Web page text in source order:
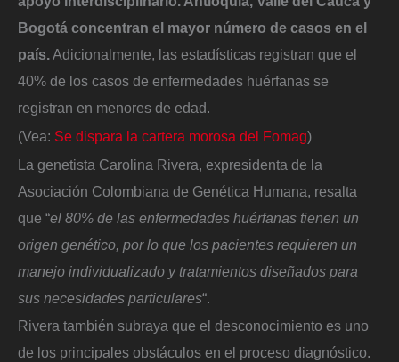
Bogotá concentran el mayor número de casos en el
país.Adicionalmente, las estadísticas registran que el
40% de los casos de enfermedades huérfanas se
registran en menores de edad.
(Vea: Se dispara la cartera morosa del Fomag)
La genetista Carolina Rivera, expresidenta de la
Asociación Colombiana de Genética Humana, resalta
que “el 80% de las enfermedades huérfanas tienen un
origen genético, por lo que los pacientes requieren un
manejo individualizado y tratamientos diseñados para
sus necesidades particulares“.
Rivera también subraya que el desconocimiento es uno
de los principales obstáculos en el proceso diagnóstico.